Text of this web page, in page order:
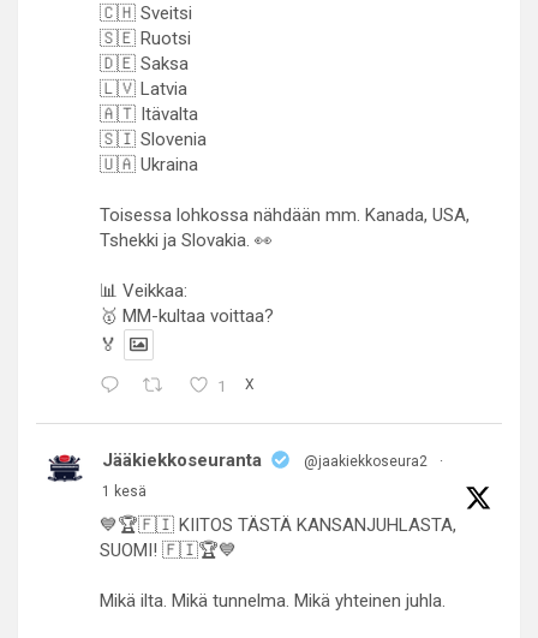
🇨🇭 Sveitsi
🇸🇪 Ruotsi
🇩🇪 Saksa
🇱🇻 Latvia
🇦🇹 Itävalta
🇸🇮 Slovenia
🇺🇦 Ukraina
Toisessa lohkossa nähdään mm. Kanada, USA,
Tshekki ja Slovakia. 👀
📊 Veikkaa:
🥇 MM-kultaa voittaa?
🏅
1 X
Jääkiekkoseuranta @jaakiekkoseura2
·
1 kesä
💙🏆🇫🇮 KIITOS TÄSTÄ KANSANJUHLASTA,
SUOMI! 🇫🇮🏆💙
Mikä ilta. Mikä tunnelma. Mikä yhteinen juhla.